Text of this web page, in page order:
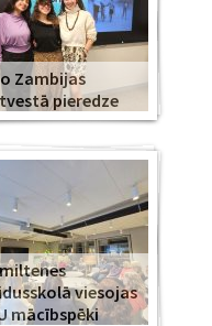
Zambijas
pieredze
viesojas
mācībspēki